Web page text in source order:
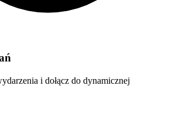
i dołącz do dynamicznej